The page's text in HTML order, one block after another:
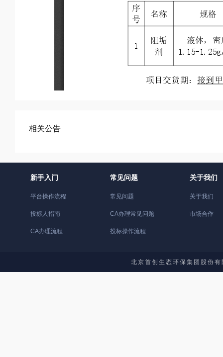
相关公告
新手入门
平台操作流程
投标人指南
CA办理流程
常见问题
常见问题
CA办理常见问题
投标操作流程
关于我们
关于我们
市场合作
北京首创生态环保集团股